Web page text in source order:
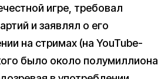
игре, требовал
и заявлял о его
на стримах (на YouTube-
было около полумиллиона